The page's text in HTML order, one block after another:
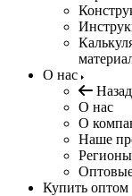
О нас
Назад
О нас
О
Наше
Купить оптом